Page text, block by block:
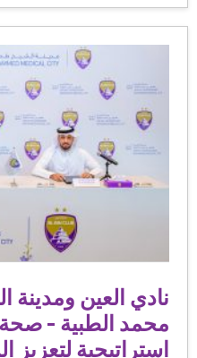
نادي العين
محمد الطبية –
استراتيجية لتعزيز